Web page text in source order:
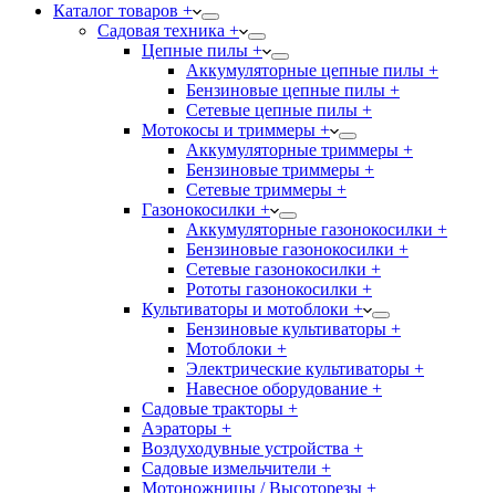
Каталог товаров +
Садовая техника +
Цепные пилы +
Аккумуляторные цепные пилы +
Бензиновые цепные пилы +
Сетевые цепные пилы +
Мотокосы и триммеры +
Аккумуляторные триммеры +
Бензиновые триммеры +
Сетевые триммеры +
Газонокосилки +
Аккумуляторные газонокосилки +
Бензиновые газонокосилки +
Сетевые газонокосилки +
Рототы газонокосилки +
Культиваторы и мотоблоки +
Бензиновые культиваторы +
Мотоблоки +
Электрические культиваторы +
Навесное оборудование +
Садовые тракторы +
Аэраторы +
Воздуходувные устройства +
Садовые измельчители +
Мотоножницы / Высоторезы +